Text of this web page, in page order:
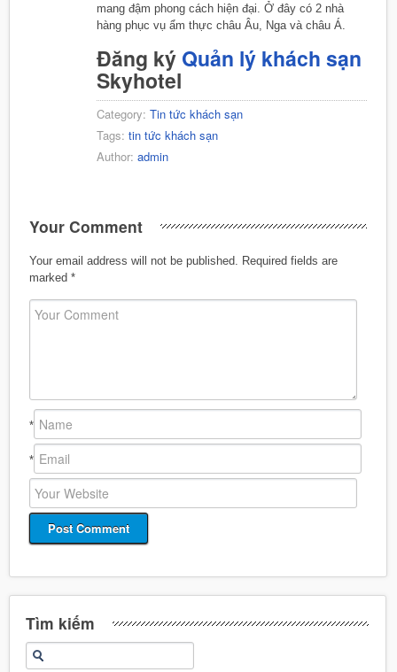
mang đậm phong cách hiện đại. Ở đây có 2 nhà
hàng phục vụ ẩm thực châu Âu, Nga và châu Á.
Đăng ký Quản lý khách sạn
Skyhotel
Category: Tin tức khách sạn
Tags: tin tức khách sạn
Author: admin
Your Comment
Your email address will not be published. Required fields are
marked *
*
*
Tìm kiếm